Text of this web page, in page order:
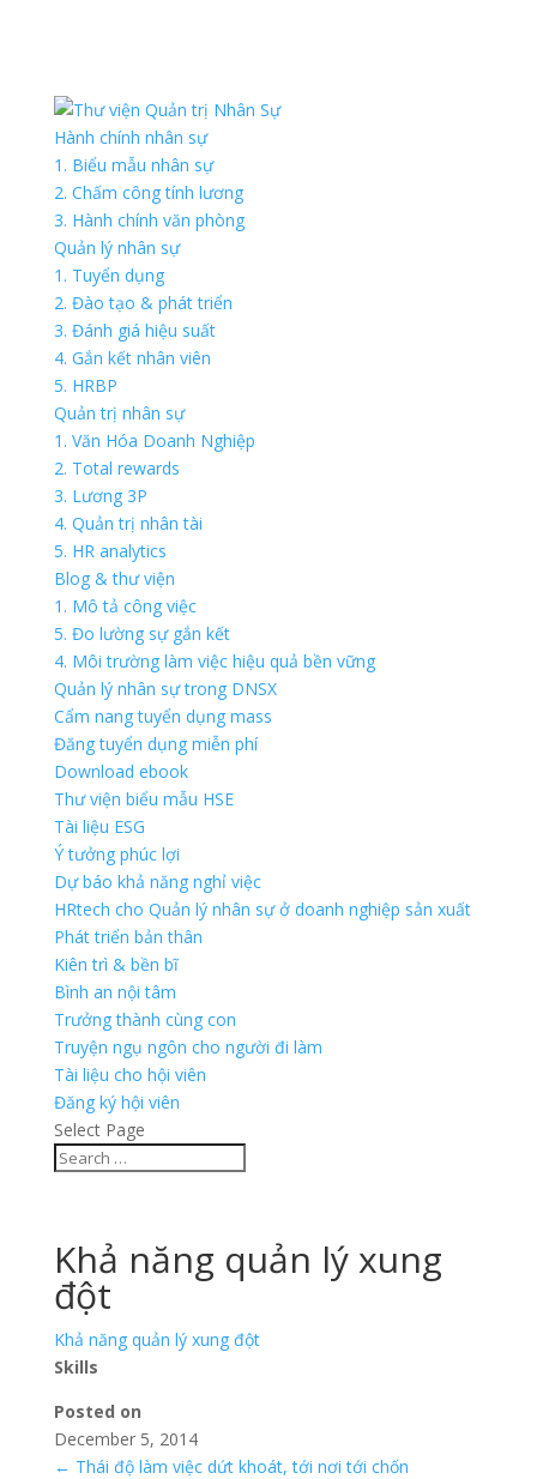
Hành chính nhân sự
1. Biểu mẫu nhân sự
2. Chấm công tính lương
3. Hành chính văn phòng
Quản lý nhân sự
1. Tuyển dụng
2. Đào tạo & phát triển
3. Đánh giá hiệu suất
4. Gắn kết nhân viên
5. HRBP
Quản trị nhân sự
1. Văn Hóa Doanh Nghiệp
2. Total rewards
3. Lương 3P
4. Quản trị nhân tài
5. HR analytics
Blog & thư viện
1. Mô tả công việc
5. Đo lường sự gắn kết
4. Môi trường làm việc hiệu quả bền vững
Quản lý nhân sự trong DNSX
Cẩm nang tuyển dụng mass
Đăng tuyển dụng miễn phí
Download ebook
Thư viện biểu mẫu HSE
Tài liệu ESG
Ý tưởng phúc lợi
Dự báo khả năng nghỉ việc
HRtech cho Quản lý nhân sự ở doanh nghiệp sản xuất
Phát triển bản thân
Kiên trì & bền bĩ
Bình an nội tâm
Trưởng thành cùng con
Truyện ngụ ngôn cho người đi làm
Tài liệu cho hội viên
Đăng ký hội viên
Select Page
Khả năng quản lý xung
đột
Khả năng quản lý xung đột
Skills
Posted on
December 5, 2014
← Thái độ làm việc dứt khoát, tới nơi tới chốn